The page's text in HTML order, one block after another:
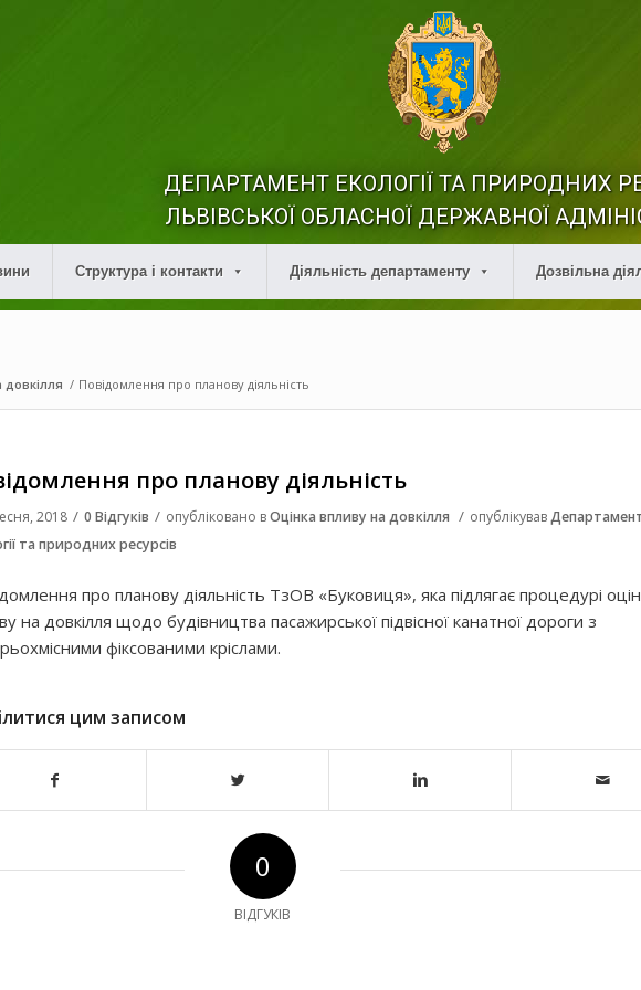
ДЕПАРТАМЕНТ ЕКОЛОГІЇ ТА ПРИРОДНИХ
ЛЬВІВСЬКОЇ ОБЛАСНОЇ ДЕРЖАВНОЇ
Структура і контакти Діяльність департаменту Дозвільна
/ Повідомлення про планову діяльність
про планову діяльність
2018 / 0 Відгуків / опубліковано вОцінка впливу на довкілля / опублікував
та природних ресурсів
про планову діяльність ТзОВ «Буковиця», яка підлягає процедурі
на довкілля щодо будівництва пасажирської пiдвiсної канатної дороги з
фiксованими кріслами.
цим записом
0
ВІДГУКІВ